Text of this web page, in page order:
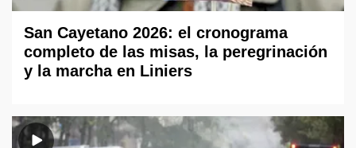
San Cayetano 2026: el cronograma
completo de las misas, la peregrinación
y la marcha en Liniers